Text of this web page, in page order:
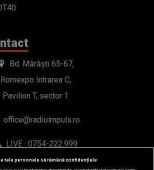
Bd. Mărăști 65-67,
Romexpo Intrarea C,
Pavilion T, sector 1
office@radioimpuls.ro
LIVE : 0754-222.999
0754-222.999
tale personale să rămână confidențiale